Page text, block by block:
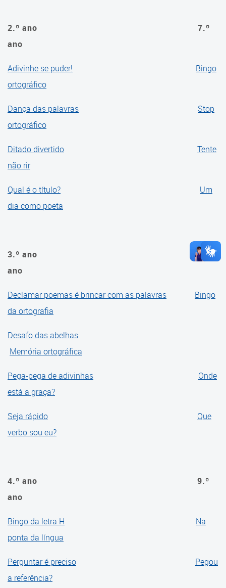
AVALIA
Arte
Educação Física
Ensino Religioso
Geografia
História
Língua Estrangeira
Matemática
2.º ano
7.º
ano
Adivinhe se puder!
Bingo
ortográfico
Dança das palavras
Stop
ortográfico
Ditado divertido
Tente
não rir
Qual é o título?
Um
dia como poeta
3.º ano
8.º
ano
Declamar poemas é brincar com as palavras
Bingo
da ortografia
Desafo das abelhas
Memória ortográfica
Pega-pega de adivinhas
Onde
está a graça?
Seja rápido
Que
verbo sou eu?
4.º ano
9.º
ano
Bingo da letra H
Na
ponta da língua
Perguntar é preciso
Pegou
a referência?